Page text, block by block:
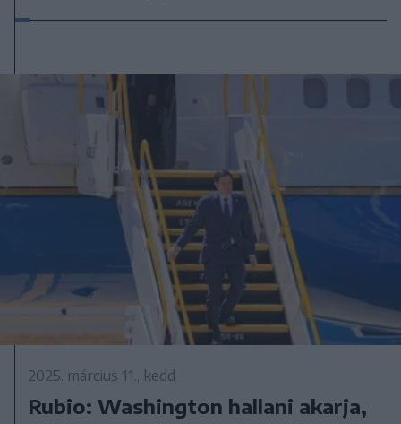
2025. március 11., kedd
Rubio: Washington hallani akarja,